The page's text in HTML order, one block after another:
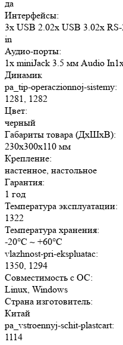
да
Интерфейсы:
3x USB 2.02x USB 3.02x
in
Аудио-порты:
1x miniJack 3.5 мм Audio
Динамик
pa_tip-operaczionnoj-sistemy:
1281, 1282
Цвет:
черный
Габариты товара (ДxШxВ):
230x300x110 мм
Крепление:
настенное, настольное
Гарантия:
1 год
Температура эксплуатации:
1322
Температура хранения:
-20°C ~ +60°C
vlazhnost-pri-ekspluatac:
1350, 1294
Совместимость с ОС:
Linux, Windows
Страна изготовитель:
Китай
pa_vstroennyj-schit-plastcart:
1114